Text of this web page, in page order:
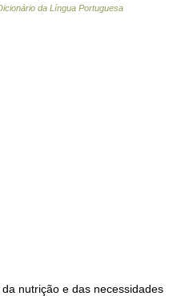
da Língua Portuguesa
nutrição e das necessidades